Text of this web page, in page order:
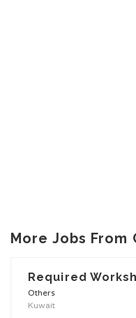
More Jobs
Required
Others
Kuwait